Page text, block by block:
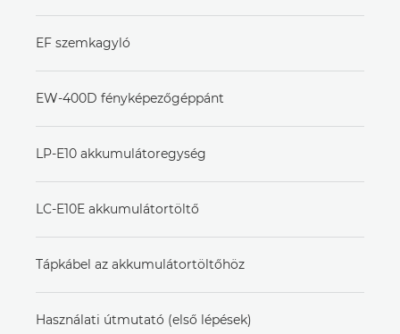
EF szemkagyló
EW-400D fényképezőgéppánt
LP-E10 akkumulátoregység
LC-E10E akkumulátortöltő
Tápkábel az akkumulátortöltőhöz
Használati útmutató (első lépések)